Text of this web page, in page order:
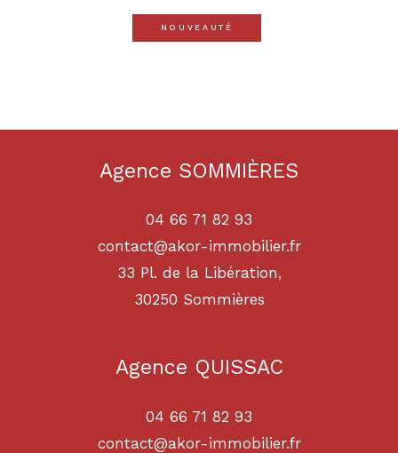
NOUVEAUTÉ
Agence SOMMIÈRES
04 66 71 82 93
contact@akor-immobilier.fr
33 Pl. de la Libération,
30250
sommières
Agence QUISSAC
04 66 71 82 93
contact@akor-immobilier.fr